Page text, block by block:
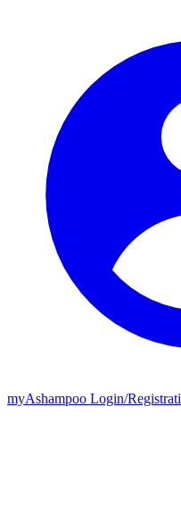
myAshampoo Login/Registrati